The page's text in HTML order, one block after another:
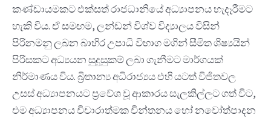
කණ්ඩායමකට එක්සත් රාජධානියේ අධ්‍යාපනය හැදෑරීමට
හැකි විය. ඒ සමඟම, ලන්ඩන් විශ්ව විද්‍යාලය විසින්
පිරිනමනු ලබන බාහිර උපාධි විභාග මගින් සීමිත ශිෂ්‍යයින්
පිරිසකට අධ්‍යයන සුදුසුකම් ලබා ගැනීමට මාර්ගයක්
නිර්මාණය විය. බ්‍රිතාන්‍ය අධිරාජ්‍යය එහි යටත් විජිතවල
උසස් අධ්‍යාපනයට ප්‍රවේශ වූ ආකාරය සැලකිල්ලට ගත් විට,
එම අධ්‍යාපනය විචාරාත්මක චින්තනය හෝ නවෝත්පාදන